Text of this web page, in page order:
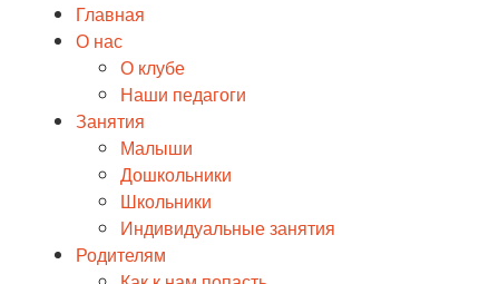
Главная
О нас
О клубе
Наши педагоги
Занятия
Малыши
Дошкольники
Школьники
Индивидуальные занятия
Родителям